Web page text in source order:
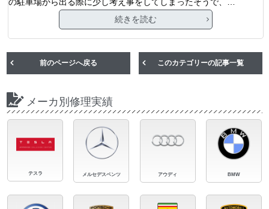
続きを読む
前のページへ戻る このカテゴリーの記事一覧
メーカ別修理実績
テスラ メルセデスベンツ アウディ BMW